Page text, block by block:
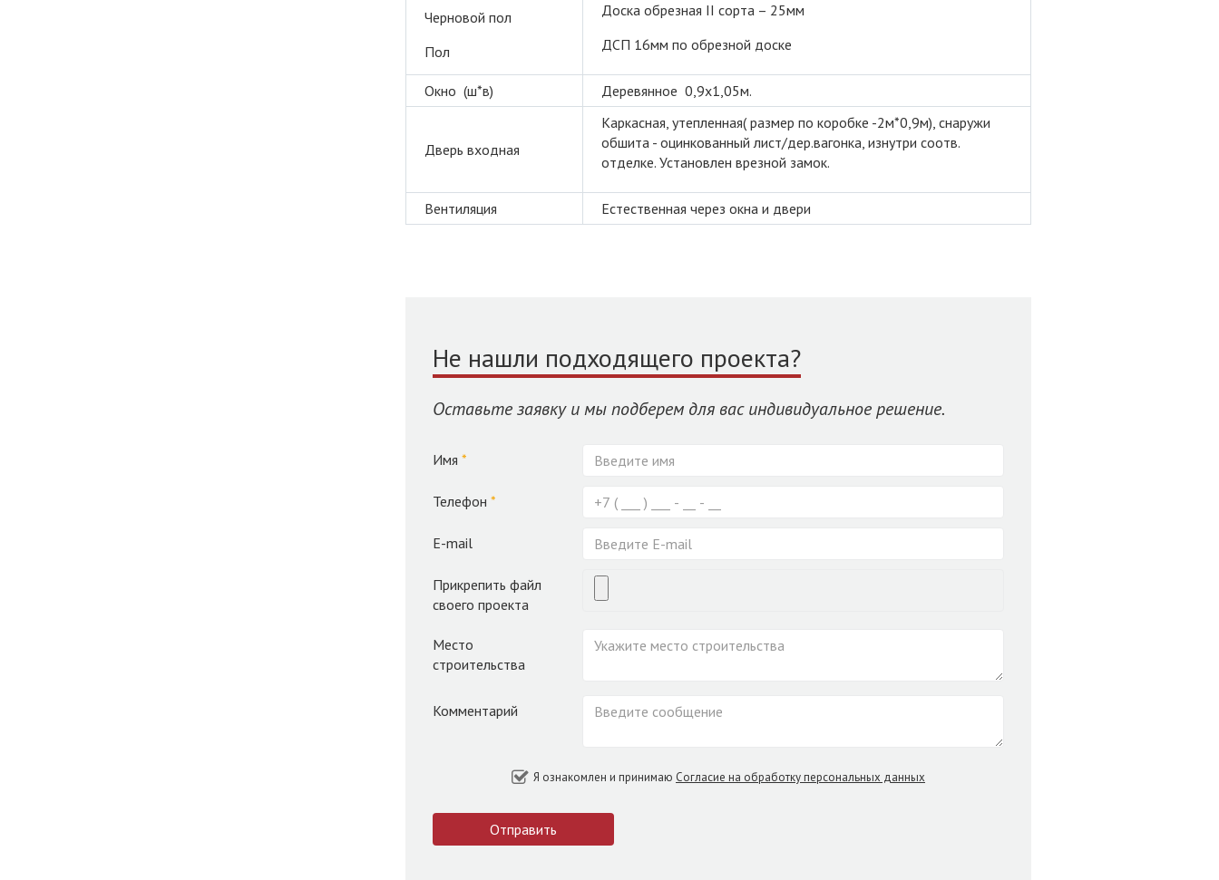
Черновой пол
Пол
Доска обрезная II сорта – 25мм
ДСП 16мм по обрезной доске
Окно (ш*в) Деревянное 0,9х1,05м.
Дверь входная
Каркасная, утепленная( размер по коробке -2м*0,9м), снаружи
обшита - оцинкованный лист/дер.вагонка, изнутри соотв.
отделке. Установлен врезной замок.
Вентиляция Естественная через окна и двери
Не нашли подходящего проекта?
Оставьте заявку и мы подберем для вас индивидуальное решение.
Имя *
Телефон *
E-mail
Прикрепить файл
своего проекта
Место
строительства
Комментарий
Я ознакомлен и принимаю Согласие на обработку персональных данных